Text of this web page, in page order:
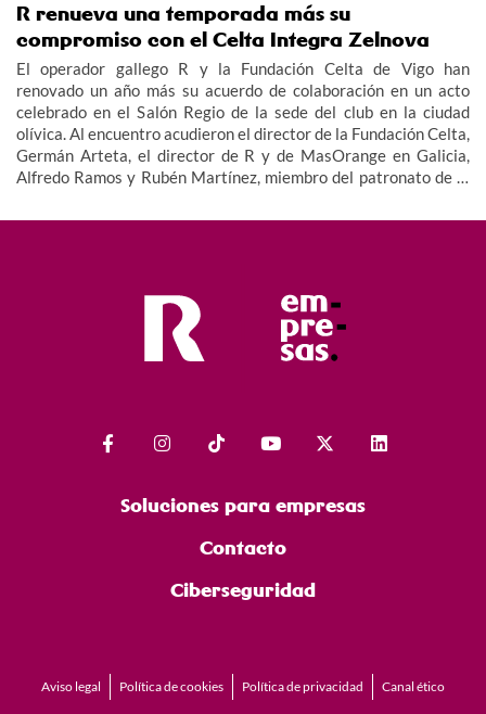
R renueva una temporada más su
compromiso con el Celta Integra Zelnova
El operador gallego R y la Fundación Celta de Vigo han
renovado un año más su acuerdo de colaboración en un acto
celebrado en el Salón Regio de la sede del club en la ciudad
olívica. Al encuentro acudieron el director de la Fundación Celta,
Germán Arteta, el director de R y de MasOrange en Galicia,
Alfredo Ramos y Rubén Martínez, miembro del patronato de la
Celta Integra Zelnova, dando imagen así al valor social de este
Soluciones para empresas
Contacto
Ciberseguridad
Aviso legal Política de cookies Política de privacidad Canal ético